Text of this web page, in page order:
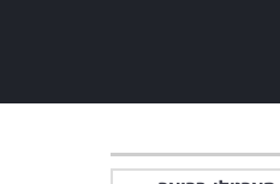
1:33
נציג